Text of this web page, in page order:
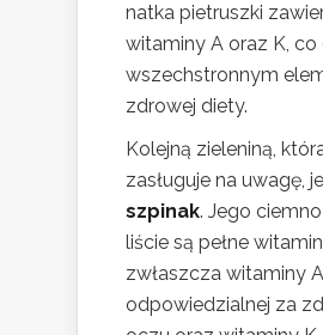
natka pietruszki
witaminy A oraz K, co
wszechstronnym
zdrowej diety.
Kolejną zieleniną,
zasługuje na uwagę,
szpinak. Jego
liście są pełne
zwłaszcza witaminy A
odpowiedzialnej za